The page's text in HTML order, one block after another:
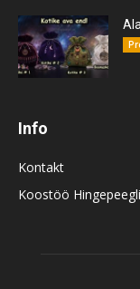
Info
Kontakt
Koostöö